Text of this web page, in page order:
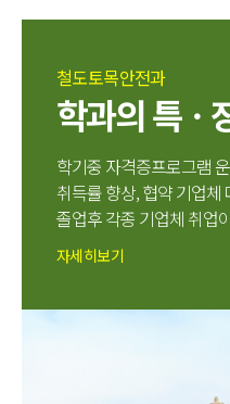
철도토목안전과
학과의 특ㆍ
학기중 자격증프로그램
취득률 향상, 협약 기업체
졸업후 각종 기업체 취업
자세히보기